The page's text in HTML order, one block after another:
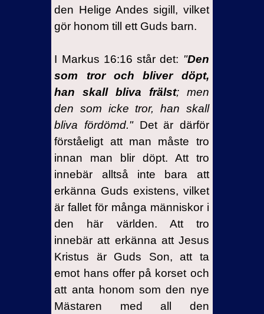
den Helige Andes sigill, vilket
gör honom till ett Guds barn.
I Markus 16:16 står det: "Den
som tror och bliver döpt,
han skall bliva frälst; men
den som icke tror, han skall
bliva fördömd." Det är därför
förståeligt att man måste tro
innan man blir döpt. Att tro
innebär alltså inte bara att
erkänna Guds existens, vilket
är fallet för många människor i
den här världen. Att tro
innebär att erkänna att Jesus
Kristus är Guds Son, att ta
emot hans offer på korset och
att anta honom som den nye
Mästaren med all den